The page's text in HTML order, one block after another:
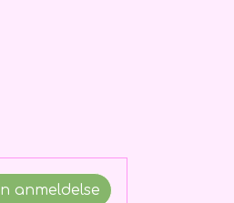
anmeldelse